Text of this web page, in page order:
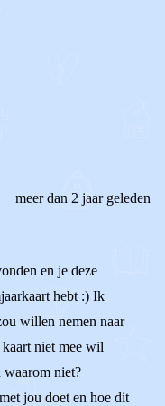
meer dan 2 jaar geleden
en je deze
hebt :) Ik
willen nemen naar
niet mee wil
waarom niet?
jou doet en hoe dit